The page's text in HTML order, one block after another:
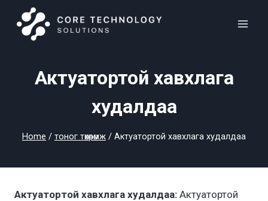
content
Актуатортой хавхлага
худалдаа
Home / тоног төхөөрөмж / Актуатортой хавхлага худалдаа
Актуатортой хавхлага худалдаа: Актуатортой